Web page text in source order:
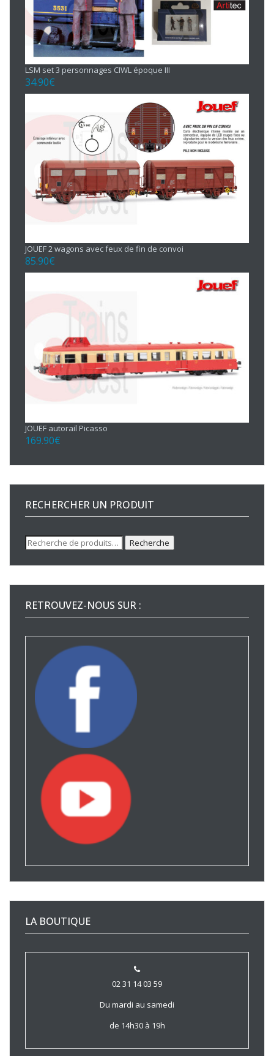
LSM set 3 personnages CIWL époque III
34.90€
JOUEF 2 wagons avec feux de fin de convoi
85.90€
JOUEF autorail Picasso
169.90€
RECHERCHER UN PRODUIT
Recherche
pour :
Recherche
RETROUVEZ-NOUS SUR :
LA BOUTIQUE
02 31 14 03 59
Du mardi au samedi
de 14h30 à 19h